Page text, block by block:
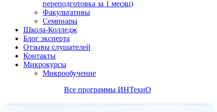
переподготовка за 1 месяц)
Факультативы
Семинары
Школа-Колледж
Блог эксперта
Отзывы слушателей
Контакты
Микрокурсы
Микрообучение
Все программы ИНТехнО